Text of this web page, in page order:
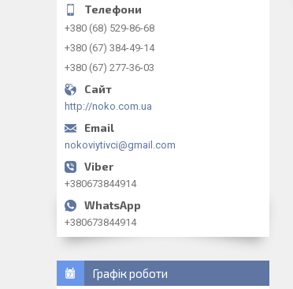
+380 (68) 529-86-68
+380 (67) 384-49-14
+380 (67) 277-36-03
http://noko.com.ua
nokoviytivci@gmail.com
+380673844914
+380673844914
Графік роботи